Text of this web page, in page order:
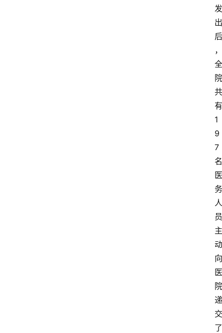
发
出
后
，
全
院
共
有
1
9
7
名
医
务
人
员
主
动
向
医
院
递
交
了